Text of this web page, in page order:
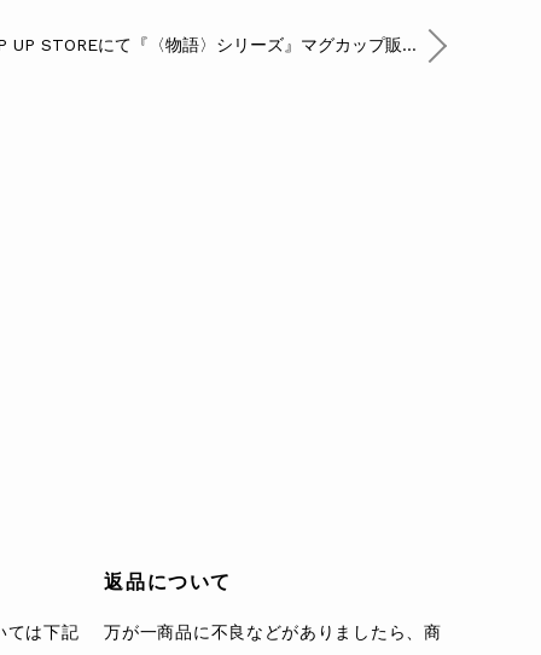
【先行販売】POP UP STOREにて『〈物語〉シリーズ』マグカップ販売開始♪
ては下記
返品について
万が一商品に不良などがありましたら、商